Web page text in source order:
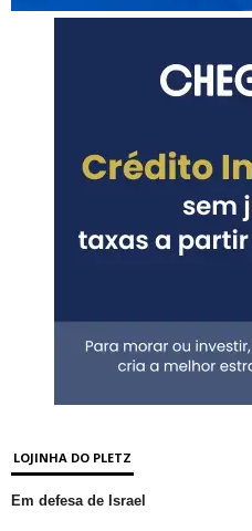
LOJINHA DO PLETZ
Em defesa de Israel